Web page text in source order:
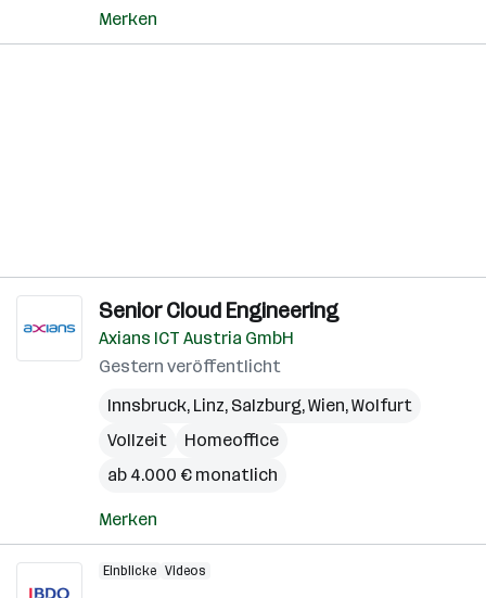
Merken
Senior Cloud Engineering
Axians ICT Austria GmbH
Gestern veröffentlicht
Innsbruck, Linz, Salzburg,Wien,Wolfurt
Vollzeit
Homeoffice
ab 4.000 € monatlich
Merken
Einblicke Videos